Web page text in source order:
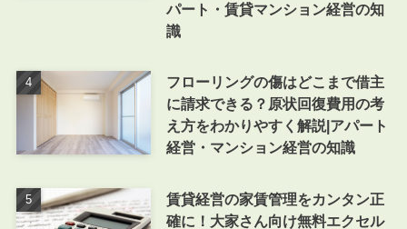
パート・賃貸マンション経営の知
識
フローリングの傷はどこまで借主
に請求できる？原状回復費用の考
え方をわかりやすく解説|アパート
経営・マンション経営の知識
賃貸経営の家賃管理をカンタン正
確に！大家さん向け無料エクセル